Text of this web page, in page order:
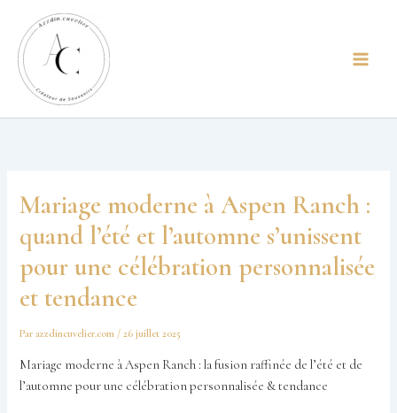
principal
contenu
Mariage moderne à Aspen Ranch :
quand l’été et l’automne s’unissent
pour une célébration personnalisée
et tendance
Parazzdincuvelier.com /26 juillet 2025
Mariage moderne à Aspen Ranch : la fusion raffinée de l’été et de
l’automne pour une célébration personnalisée & tendance